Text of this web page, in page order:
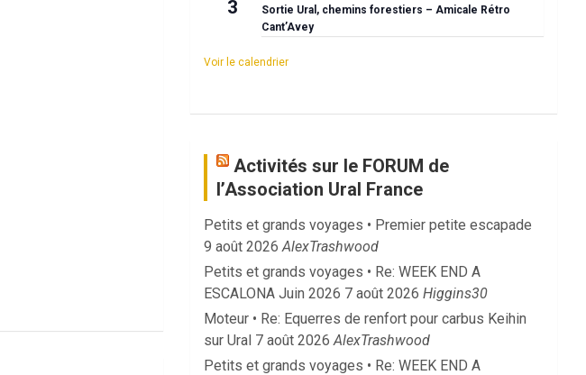
3
Sortie Ural, chemins forestiers – Amicale Rétro
Cant’Avey
Voir le calendrier
Activités sur le FORUM de
l’Association Ural France
Petits et grands voyages • Premier petite escapade
9 août 2026 AlexTrashwood
Petits et grands voyages • Re: WEEK END A
ESCALONA Juin 2026 7 août 2026 Higgins30
Moteur • Re: Equerres de renfort pour carbus Keihin
sur Ural 7 août 2026 AlexTrashwood
Petits et grands voyages • Re: WEEK END A